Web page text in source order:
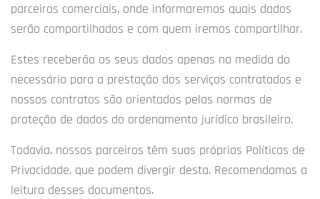
parceiros comerciais, onde informaremos quais dados
serão compartilhados e com quem iremos compartilhar.
Estes receberão os seus dados apenas na medida do
necessário para a prestação dos serviços contratados e
nossos contratos são orientados pelas normas de
proteção de dados do ordenamento jurídico brasileiro.
Todavia, nossos parceiros têm suas próprias Políticas de
Privacidade, que podem divergir desta. Recomendamos a
leitura desses documentos.